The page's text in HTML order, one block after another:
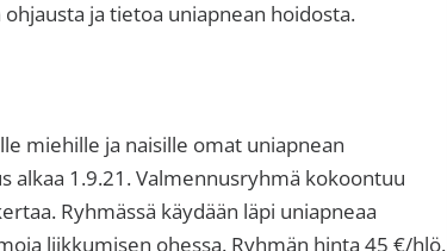
ja tietoa uniapnean hoidosta.
miehille ja naisille omat uniapnean
1.9.21. Valmennusryhmä kokoontuu
Ryhmässä käydään läpi uniapneaa
liikkumisen ohessa. Ryhmän hinta 45 €/hlö.